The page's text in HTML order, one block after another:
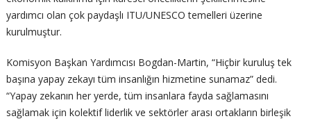
yardımcı olan çok paydaşlı ITU/UNESCO temelleri üzerine
kurulmuştur.
Komisyon Başkan Yardımcısı Bogdan-Martin, “Hiçbir kuruluş tek
başına yapay zekayı tüm insanlığın hizmetine sunamaz” dedi.
“Yapay zekanın her yerde, tüm insanlara fayda sağlamasını
sağlamak için kolektif liderlik ve sektörler arası ortakların birleşik